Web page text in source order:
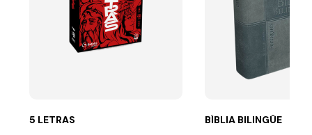
5 LETRAS BÍBLIA BILINGÜE